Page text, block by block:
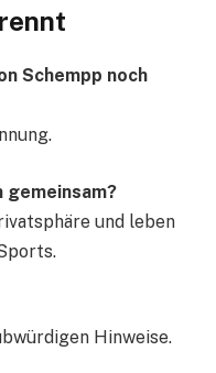
Schempp noch
gemeinsam?
und leben
Hinweise.